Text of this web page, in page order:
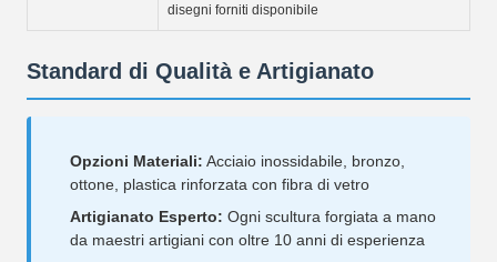
disegni forniti disponibile
Standard di Qualità e Artigianato
Opzioni Materiali: Acciaio inossidabile, bronzo,
ottone, plastica rinforzata con fibra di vetro
Artigianato Esperto: Ogni scultura forgiata a mano
da maestri artigiani con oltre 10 anni di esperienza